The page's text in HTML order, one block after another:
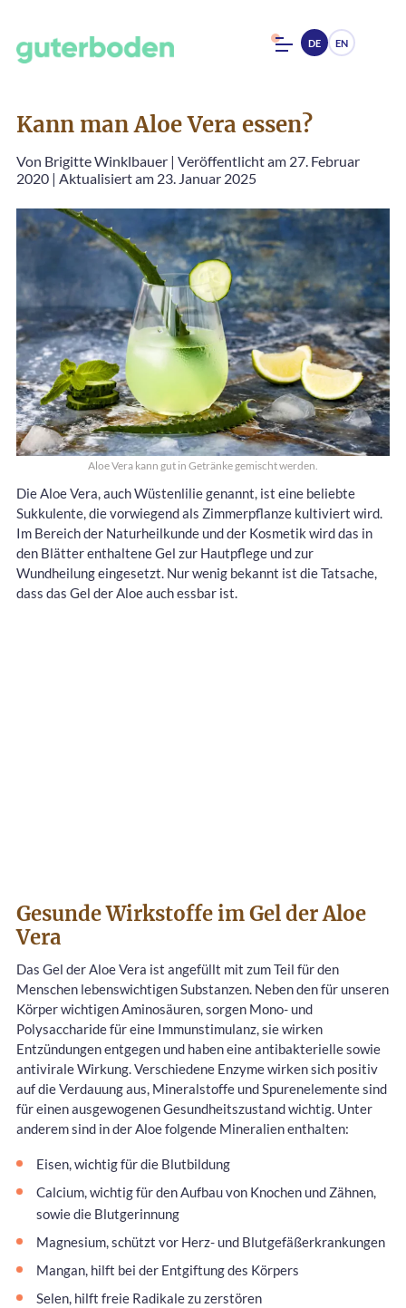
DE EN
Kann man Aloe Vera essen?
Von Brigitte Winklbauer | Veröffentlicht am 27. Februar
2020 | Aktualisiert am 23. Januar 2025
Aloe Vera kann gut in Getränke gemischt werden.
Die Aloe Vera, auch Wüstenlilie genannt, ist eine beliebte
Sukkulente, die vorwiegend als Zimmerpflanze kultiviert wird.
Im Bereich der Naturheilkunde und der Kosmetik wird das in
den Blätter enthaltene Gel zur Hautpflege und zur
Wundheilung eingesetzt. Nur wenig bekannt ist die Tatsache,
dass das Gel der Aloe auch essbar ist.
Gesunde Wirkstoffe im Gel der Aloe
Vera
Das Gel der Aloe Vera ist angefüllt mit zum Teil für den
Menschen lebenswichtigen Substanzen. Neben den für unseren
Körper wichtigen Aminosäuren, sorgen Mono- und
Polysaccharide für eine Immunstimulanz, sie wirken
Entzündungen entgegen und haben eine antibakterielle sowie
antivirale Wirkung. Verschiedene Enzyme wirken sich positiv
auf die Verdauung aus, Mineralstoffe und Spurenelemente sind
für einen ausgewogenen Gesundheitszustand wichtig. Unter
anderem sind in der Aloe folgende Mineralien enthalten:
Eisen, wichtig für die Blutbildung
Calcium, wichtig für den Aufbau von Knochen und Zähnen,
sowie die Blutgerinnung
Magnesium, schützt vor Herz- und Blutgefäßerkrankungen
Mangan, hilft bei der Entgiftung des Körpers
Selen, hilft freie Radikale zu zerstören